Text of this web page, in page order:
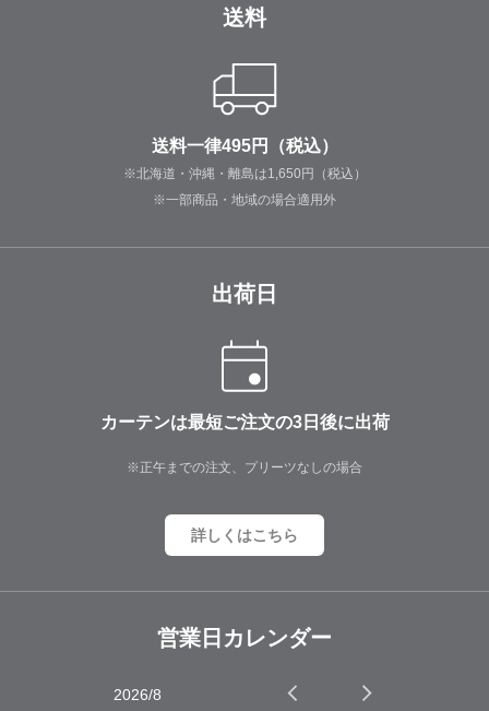
送料
送料一律495円（税込）
※北海道・沖縄・離島は1,650円（税込）
※一部商品・地域の場合適用外
出荷日
カーテンは最短ご注文の3日後に出荷
※正午までの注文、プリーツなしの場合
詳しくはこちら
営業日カレンダー
2026/8